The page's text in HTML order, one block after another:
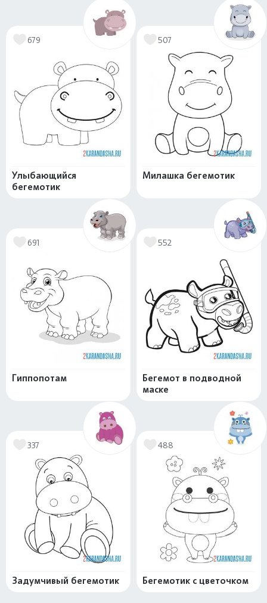
679
Улыбающийся
бегемотик
507
Милашка бегемотик
691
Гиппопотам
552
Бегемот в подводной
маске
337
Задумчивый бегемотик
488
Бегемотик с цветочком